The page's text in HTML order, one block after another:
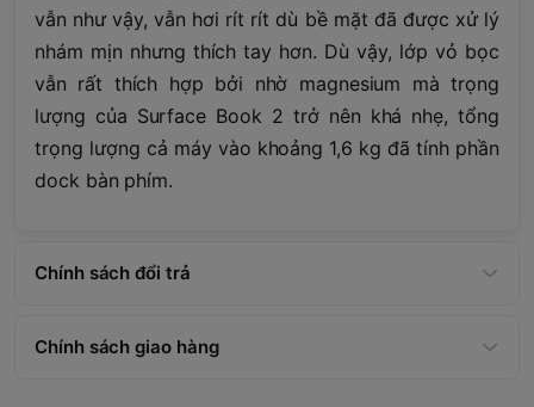
vẫn như vậy, vẫn hơi rít rít dù bề mặt đã được xử lý
nhám mịn nhưng thích tay hơn. Dù vậy, lớp vỏ bọc
vẫn rất thích hợp bởi nhờ magnesium mà trọng
lượng của Surface Book 2 trở nên khá nhẹ, tổng
trọng lượng cả máy vào khoảng 1,6 kg đã tính phần
dock bàn phím.
Chính sách đổi trả
Chính sách giao hàng